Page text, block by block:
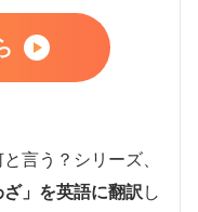
言う？シリーズ、
」を英語に翻訳し